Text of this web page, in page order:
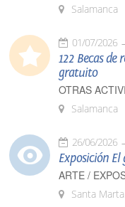
Salamanca
01/07/2026
122 Becas
gratuito
OTRAS
Salamanca
26/06/2026
Exposición
ARTE /
Santa